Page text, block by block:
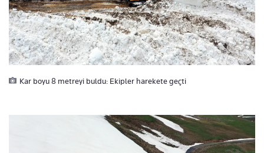
Kar boyu 8 metreyi buldu: Ekipler harekete geçti